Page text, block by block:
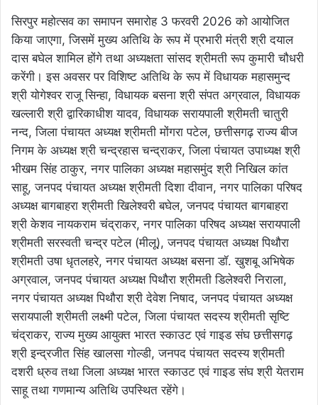
सिरपुर महोत्सव का समापन समारोह 3 फरवरी 2026 को आयोजित
किया जाएगा, जिसमें मुख्य अतिथि के रूप में प्रभारी मंत्री श्री दयाल
दास बघेल शामिल होंगे तथा अध्यक्षता सांसद श्रीमती रूप कुमारी चौधरी
करेंगी। इस अवसर पर विशिष्ट अतिथि के रूप में विधायक महासमुन्द
श्री योगेश्वर राजू सिन्हा, विधायक बसना श्री संपत अग्रवाल, विधायक
खल्लारी श्री द्वारिकाधीश यादव, विधायक सरायपाली श्रीमती चातुरी
नन्द, जिला पंचायत अध्यक्ष श्रीमती मोंगरा पटेल, छत्तीसगढ़ राज्य बीज
निगम के अध्यक्ष श्री चन्द्रहास चन्द्राकर, जिला पंचायत उपाध्यक्ष श्री
भीखम सिंह ठाकुर, नगर पालिका अध्यक्ष महासमुंद श्री निखिल कांत
साहू, जनपद पंचायत अध्यक्ष श्रीमती दिशा दीवान, नगर पालिका परिषद
अध्यक्ष बागबाहरा श्रीमती खिलेश्वरी बघेल, जनपद पंचायत बागबाहरा
श्री केशव नायकराम चंद्राकर, नगर पालिका परिषद अध्यक्ष सरायपाली
श्रीमती सरस्वती चन्द्र पटेल (मीलू), जनपद पंचायत अध्यक्ष पिथौरा
श्रीमती उषा धृतलहरे, नगर पंचायत अध्यक्ष बसना डॉ. खुशबू अभिषेक
अग्रवाल, जनपद पंचायत अध्यक्ष पिथौरा श्रीमती डिलेश्वरी निराला,
नगर पंचायत अध्यक्ष पिथौरा श्री देवेश निषाद, जनपद पंचायत अध्यक्ष
सरायपाली श्रीमती लक्ष्मी पटेल, जिला पंचायत सदस्य श्रीमती सृष्टि
चंद्राकर, राज्य मुख्य आयुक्त भारत स्काउट एवं गाइड संघ छत्तीसगढ़
श्री इन्द्रजीत सिंह खालसा गोल्डी, जनपद पंचायत सदस्य श्रीमती
दशरी ध्रुव तथा जिला अध्यक्ष भारत स्काउट एवं गाइड संघ श्री येतराम
साहू तथा गणमान्य अतिथि उपस्थित रहेंगे।